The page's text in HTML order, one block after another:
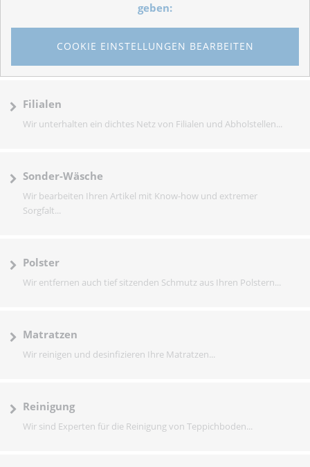
geben:
COOKIE EINSTELLUNGEN BEARBEITEN
Filialen
Wir unterhalten ein dichtes Netz von Filialen und Abholstellen...
Sonder-Wäsche
Wir bearbeiten Ihren Artikel mit Know-how und extremer
Sorgfalt...
Polster
Wir entfernen auch tief sitzenden Schmutz aus Ihren Polstern...
Matratzen
Wir reinigen und desinfizieren Ihre Matratzen...
Reinigung
Wir sind Experten für die Reinigung von Teppichboden...